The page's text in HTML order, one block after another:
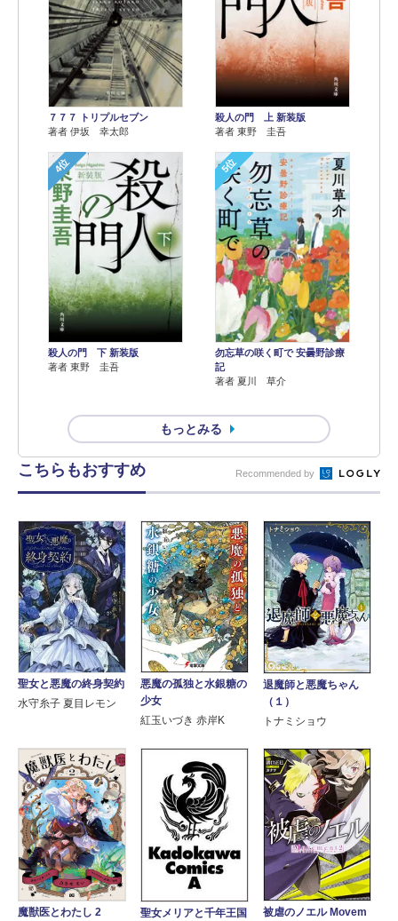
７７７ トリプルセブン
著者 伊坂 幸太郎
殺人の門 上 新装版
著者 東野 圭吾
4位
殺人の門 下 新装版
著者 東野 圭吾
5位
勿忘草の咲く町で 安曇野診療
記
著者 夏川 草介
もっとみる
こちらもおすすめ Recommended by
聖女と悪魔の終身契約
水守糸子 夏目レモン
悪魔の孤独と水銀糖の
少女
紅玉いづき 赤岸K
退魔師と悪魔ちゃん
（１）
トナミショウ
魔獣医とわたし 2
聖女メリアと千年王国
被虐のノエル Movem